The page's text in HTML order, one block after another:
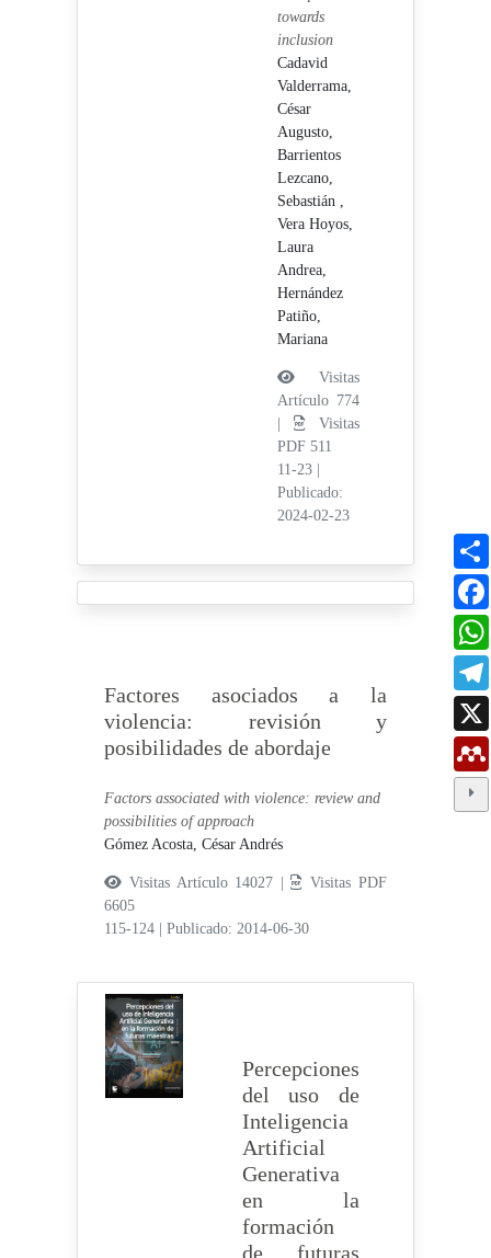
towards
inclusion
Cadavid
Valderrama,
César
Augusto,
Barrientos
Lezcano,
Sebastián ,
Vera Hoyos,
Laura
Andrea,
Hernández
Patiño,
Mariana
Visitas
Artículo 774
Visitas
PDF 511
11-23
Publicado:
2024-02-23
Factores asociados a la
violencia: revisión y
posibilidades de abordaje
Factors associated with violence: review and
possibilities of approach
Gómez Acosta, César Andrés
Visitas Artículo 14027 |
Visitas PDF
6605
115-124
|Publicado: 2014-06-30
Percepciones
del uso de
Inteligencia
Artificial
Generativa
en la
formación
de futuras